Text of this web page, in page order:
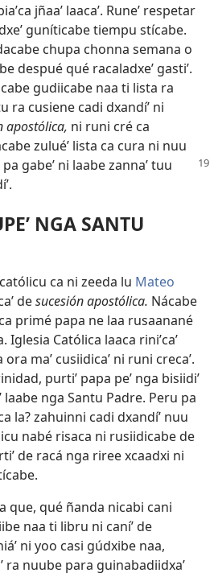
jñaaʼ laacaʼ. Runeʼ respetar
guníticabe tiempu stícabe.
chupa chonna semana o
despué qué racaladxeʼ gastiʼ.
gudiicabe naa ti lista ra
ra cusiene cadi dxandíʼ ni
apostólica, ni runi cré ca
zuluéʼ lista ca cura ni nuu
pa gabeʼ ni laabe zannaʼ tuu
NGA SANTU
ca ni zeeda lu Mateo
desucesión apostólica. Nácabe
primé papa ne laa rusaanané
Iglesia Católica laaca riniʼcaʼ
maʼ cusiidicaʼ ni runi crecaʼ.
purtiʼ papa peʼ nga bisiidiʼ
laabe nga Santu Padre. Peru pa
la? zahuinni cadi dxandíʼ nuu
nabé risaca ni rusiidicabe de
de racá nga riree xcaadxi ni
que, qué ñanda nicabi cani
naa ti libru ni caníʼ de
ni yoo casi gúdxibe naa,
ra nuube para guinabadiidxaʼ